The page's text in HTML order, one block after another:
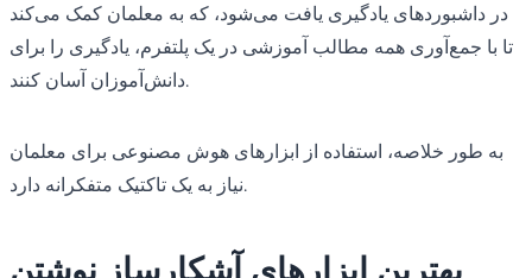
در داشبوردهای یادگیری یافت می‌شود، که به معلمان کمک می‌کند
تا با جمع‌آوری همه مطالب آموزشی در یک پلتفرم، یادگیری را برای
دانش‌آموزان آسان کنند.
به طور خلاصه، استفاده از ابزارهای هوش مصنوعی برای معلمان
نیاز به یک تاکتیک متفکرانه دارد.
بهترین ابزارهای آشکارساز نوشتن